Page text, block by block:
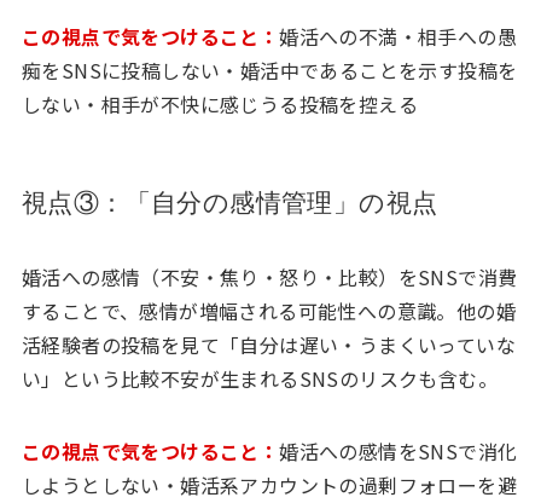
この視点で気をつけること：婚活への不満・相手への愚
痴をSNSに投稿しない・婚活中であることを示す投稿を
しない・相手が不快に感じうる投稿を控える
視点③：「自分の感情管理」の視点
婚活への感情（不安・焦り・怒り・比較）をSNSで消費
することで、感情が増幅される可能性への意識。他の婚
活経験者の投稿を見て「自分は遅い・うまくいっていな
い」という比較不安が生まれるSNSのリスクも含む。
この視点で気をつけること：婚活への感情をSNSで消化
しようとしない・婚活系アカウントの過剰フォローを避